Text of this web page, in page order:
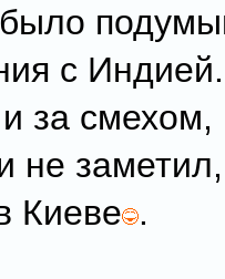
с
за
не
Киеве .